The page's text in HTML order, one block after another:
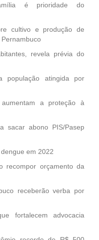
é prioridade do
cultivo e produção de
revela prévia do
população atingida por
a proteção à
sacar abono PIS/Pasep
em 2022
recompor orçamento da
receberão verba por
fortalecem advocacia